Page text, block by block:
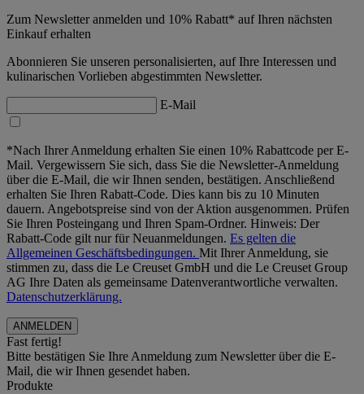
Zum Newsletter anmelden und 10% Rabatt* auf Ihren nächsten
Einkauf erhalten
Abonnieren Sie unseren personalisierten, auf Ihre Interessen und
kulinarischen Vorlieben abgestimmten Newsletter.
E-Mail
*Nach Ihrer Anmeldung erhalten Sie einen 10% Rabattcode per E-
Mail. Vergewissern Sie sich, dass Sie die Newsletter-Anmeldung
über die E-Mail, die wir Ihnen senden, bestätigen. Anschließend
erhalten Sie Ihren Rabatt-Code. Dies kann bis zu 10 Minuten
dauern. Angebotspreise sind von der Aktion ausgenommen. Prüfen
Sie Ihren Posteingang und Ihren Spam-Ordner. Hinweis: Der
Rabatt-Code gilt nur für Neuanmeldungen. Es gelten die
Allgemeinen Geschäftsbedingungen. Mit Ihrer Anmeldung, sie
stimmen zu, dass die Le Creuset GmbH und die Le Creuset Group
AG Ihre Daten als gemeinsame Datenverantwortliche verwalten.
Datenschutzerklärung.
Fast fertig!
Bitte bestätigen Sie Ihre Anmeldung zum Newsletter über die E-
Mail, die wir Ihnen gesendet haben.
Produkte